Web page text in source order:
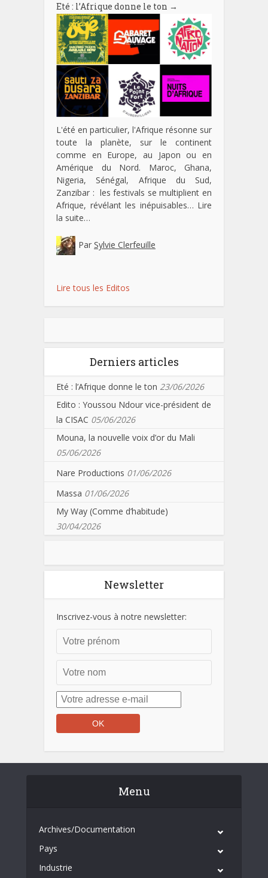
Eté : l’Afrique donne le ton →
L'été en particulier, l'Afrique résonne sur
toute la planète, sur le continent
comme en Europe, au Japon ou en
Amérique du Nord. Maroc, Ghana,
Nigeria, Sénégal, Afrique du Sud,
Zanzibar : les festivals se multiplient en
Afrique, révélant les inépuisables… Lire
la suite…
Par Sylvie Clerfeuille
Lire tous les Editos
Derniers articles
Eté : l’Afrique donne le ton 23/06/2026
Edito : Youssou Ndour vice-président de
la CISAC 05/06/2026
Mouna, la nouvelle voix d’or du Mali
05/06/2026
Nare Productions 01/06/2026
Massa 01/06/2026
My Way (Comme d’habitude)
30/04/2026
Newsletter
Inscrivez-vous à notre newsletter:
Menu
Archives/Documentation
Pays
Industrie